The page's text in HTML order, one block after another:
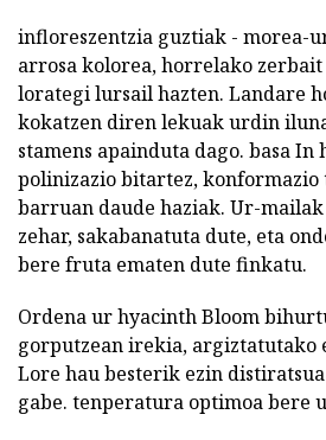
infloreszentzia guztiak - morea-
arrosa kolorea, horrelako
lorategi lursail hazten. Landare
kokatzen diren lekuak urdin
stamens apainduta dago. basa
polinizazio bitartez, konformazio
barruan daude haziak. Ur-
zehar, sakabanatuta dute, eta
bere fruta ematen dute finkatu.
Ordena ur hyacinth Bloom
gorputzean irekia, argiztatutako
Lore hau besterik ezin
gabe. tenperatura optimoa bere